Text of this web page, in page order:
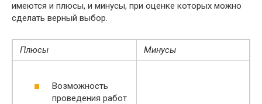
имеются и плюсы, и минусы, при оценке которых можно
сделать верный выбор.
Плюсы Минусы
Возможность
проведения работ